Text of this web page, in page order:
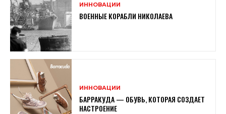
ИННОВАЦИИ
ВОЕННЫЕ КОРАБЛИ НИКОЛАЕВА
ИННОВАЦИИ
БАРРАКУДА — ОБУВЬ, КОТОРАЯ СОЗДАЕТ
НАСТРОЕНИЕ